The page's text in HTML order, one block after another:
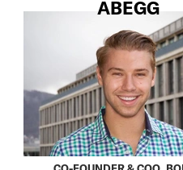
ABEGG